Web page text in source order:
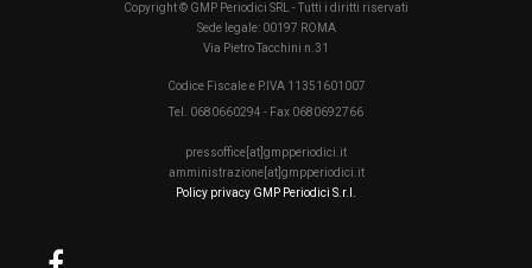
Copyright © GMP Periodici SRL - Tutti i diritti riservati
Sede legale: 00197 ROMA
Via Pietro Tacchini n.31
Codice Fiscale e P.IVA 11351601007
Tel. 0680660294 - Fax 0680692766
pressoffice[at]gmpperiodici.it
amministrazione[at]gmpperiodici.it
Policy privacy GMP Periodici S.r.l.